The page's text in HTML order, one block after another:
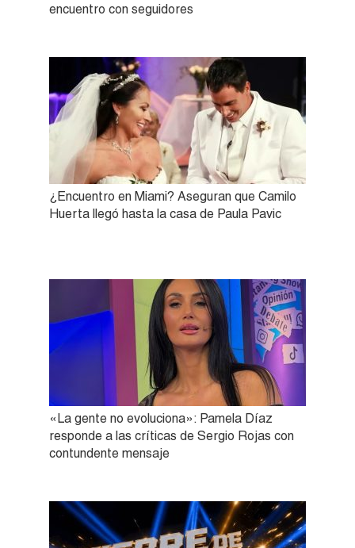
encuentro con seguidores
¿Encuentro en Miami? Aseguran que Camilo
Huerta llegó hasta la casa de Paula Pavic
«La gente no evoluciona»: Pamela Díaz
responde a las críticas de Sergio Rojas con
contundente mensaje